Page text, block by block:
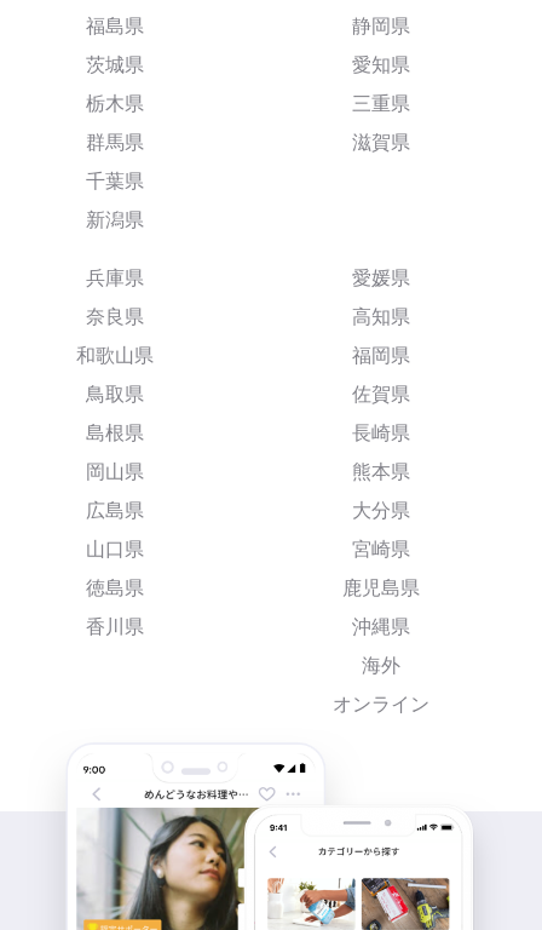
福島県
茨城県
栃木県
群馬県
千葉県
新潟県
静岡県
愛知県
三重県
滋賀県
兵庫県
奈良県
和歌山県
鳥取県
島根県
岡山県
広島県
山口県
徳島県
香川県
愛媛県
高知県
福岡県
佐賀県
長崎県
熊本県
大分県
宮崎県
鹿児島県
沖縄県
海外
オンライン